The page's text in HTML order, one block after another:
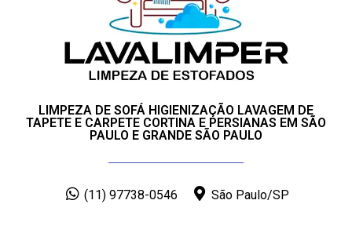
LIMPEZA DE SOFÁ HIGIENIZAÇÃO LAVAGEM DE
TAPETE E CARPETE CORTINA E PERSIANAS EM SÃO
PAULO E GRANDE SÃO PAULO
(11) 97738-0546 São Paulo/SP